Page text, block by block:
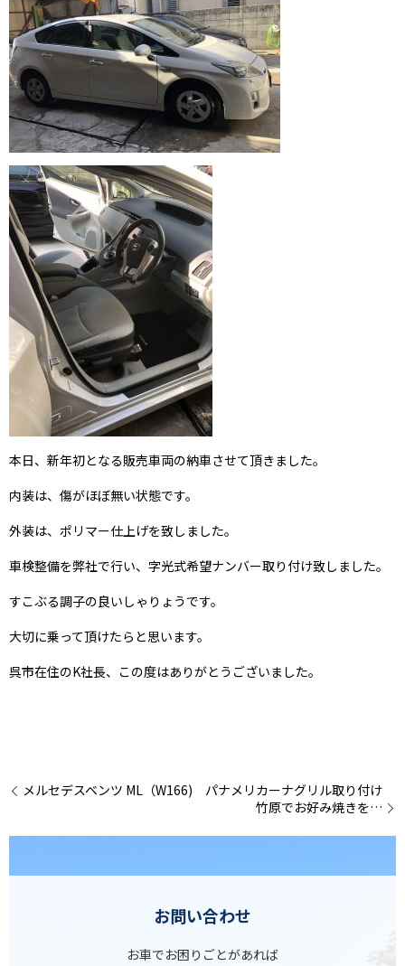
本日、新年初となる販売車両の納車させて頂きました。
内装は、傷がほぼ無い状態です。
外装は、ポリマー仕上げを致しました。
車検整備を弊社で行い、字光式希望ナンバー取り付け致しました。
すこぶる調子の良いしゃりょうです。
大切に乗って頂けたらと思います。
呉市在住のK社長、この度はありがとうございました。
メルセデスベンツ ML（W166) パナメリカーナグリル取り付け
竹原でお好み焼きを…
お問い合わせ
お車でお困りごとがあれば